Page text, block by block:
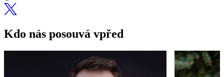
Kdo nás posouvá vpřed